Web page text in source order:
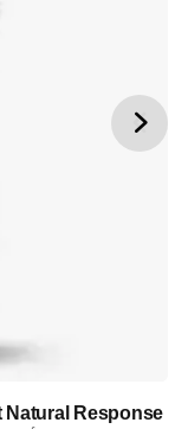
Natural Response